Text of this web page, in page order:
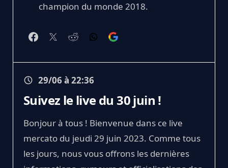
champion du monde 2018.
29/06 à 22:36
Suivez le live du 30 juin !
Bonjour à tous ! Bienvenue dans ce live
mercato du jeudi 29 juin 2023. Comme tous
les jours, nous vous offrons les dernières